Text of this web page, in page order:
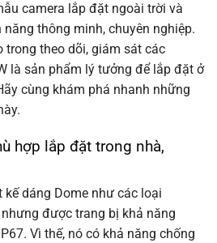
camera lắp đặt ngoài trời và
thông minh, chuyên nghiệp.
trong theo dõi, giám sát các
là sản phẩm lý tưởng để lắp đặt ở
cùng khám phá nhanh những
hợp lắp đặt trong nhà,
kế dáng Dome như các loại
được trang bị khả năng
Vì thế, nó có khả năng chống